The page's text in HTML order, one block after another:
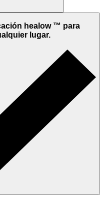
healow ™ para
lugar.